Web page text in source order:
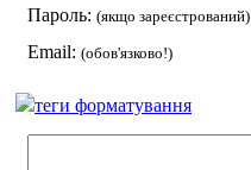
Пароль: (якщо зареєстрований)
Email: (обов'язково!)
теги форматування